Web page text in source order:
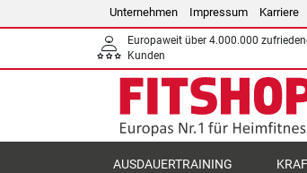
Unternehmen Impressum Karriere
Europaweit über 4.000.000
Kunden
AUSDAUERTRAINING